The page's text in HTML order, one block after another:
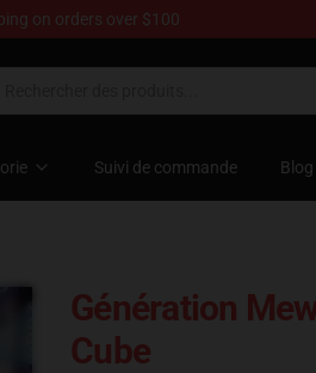
on orders over $100
Suivi de commande Blog
Génération
Cube